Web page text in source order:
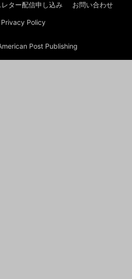
ター配信申し込み お問い合わせ
Privacy Policy
Post Publishing